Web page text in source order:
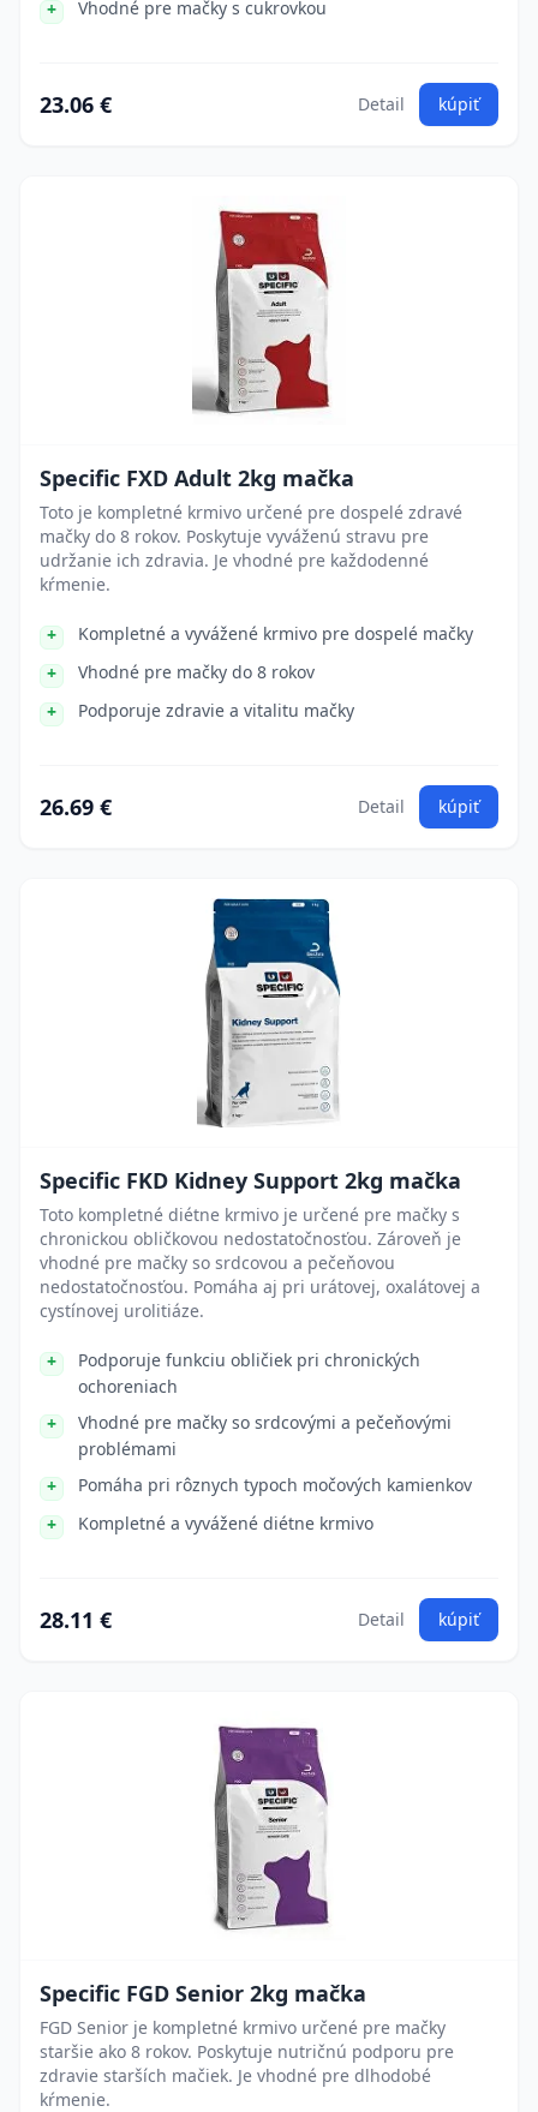
Vhodné pre mačky s cukrovkou
23.06 € Detail kúpiť
Specific FXD Adult 2kg mačka
Toto je kompletné krmivo určené pre dospelé zdravé
mačky do 8 rokov. Poskytuje vyváženú stravu pre
udržanie ich zdravia. Je vhodné pre každodenné
kŕmenie.
Kompletné a vyvážené krmivo pre dospelé mačky
Vhodné pre mačky do 8 rokov
Podporuje zdravie a vitalitu mačky
26.69 € Detail kúpiť
Specific FKD Kidney Support 2kg mačka
Toto kompletné diétne krmivo je určené pre mačky s
chronickou obličkovou nedostatočnosťou. Zároveň je
vhodné pre mačky so srdcovou a pečeňovou
nedostatočnosťou. Pomáha aj pri urátovej, oxalátovej a
cystínovej urolitiáze.
Podporuje funkciu obličiek pri chronických
ochoreniach
Vhodné pre mačky so srdcovými a pečeňovými
problémami
Pomáha pri rôznych typoch močových kamienkov
Kompletné a vyvážené diétne krmivo
28.11 € Detail kúpiť
Specific FGD Senior 2kg mačka
FGD Senior je kompletné krmivo určené pre mačky
staršie ako 8 rokov. Poskytuje nutričnú podporu pre
zdravie starších mačiek. Je vhodné pre dlhodobé
kŕmenie.